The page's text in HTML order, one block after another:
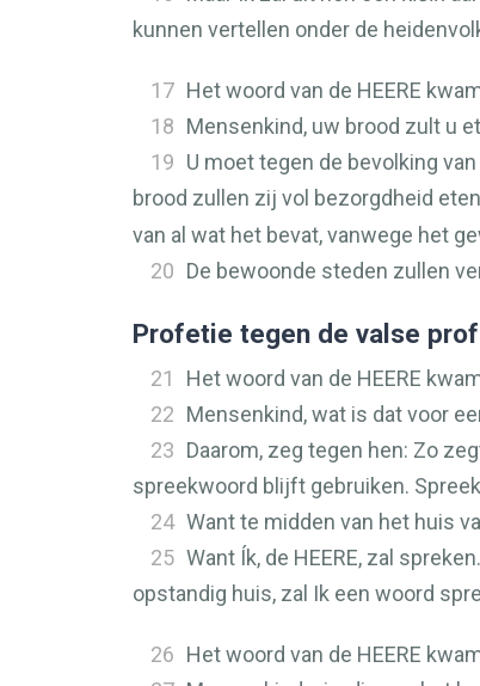
kunnen vertellen onder de
17 Het woord van de HEERE
18 Mensenkind, uw brood zult u
19 U moet tegen de bevolking
brood zullen zij vol bezorgdheid
van al wat het bevat, vanwege het
20 De bewoonde steden zullen
Profetie tegen de valse
21 Het woord van de HEERE
22 Mensenkind, wat is dat voor
23 Daarom, zeg tegen hen: Zo
spreekwoord blijft gebruiken.
24 Want te midden van het huis
25 Want Ík, de HEERE, zal
opstandig huis, zal Ik een woord
26 Het woord van de HEERE